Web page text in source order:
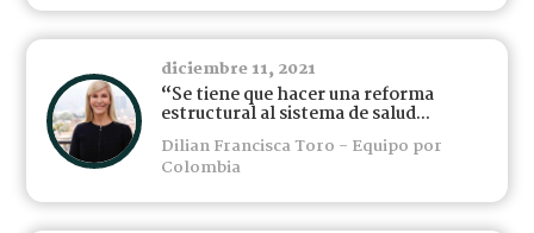
diciembre 11, 2021
“Se tiene que hacer una reforma
estructural al sistema de salud...
Dilian Francisca Toro - Equipo por
Colombia